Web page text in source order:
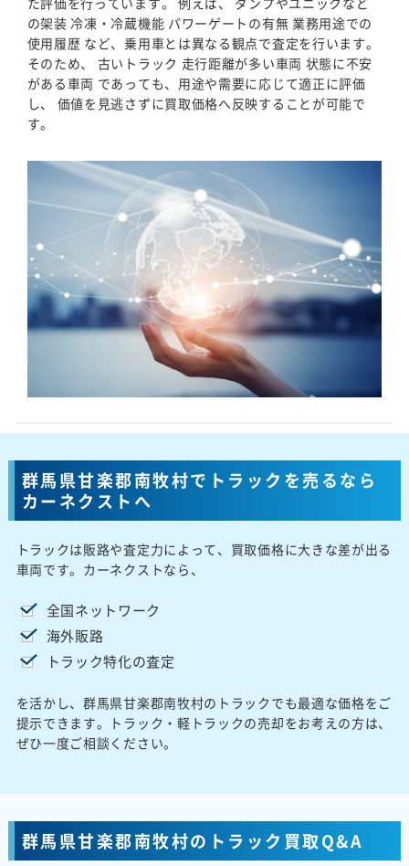
の架装 冷凍・冷蔵機能 パワーゲートの有無 業務用途での
使用履歴 など、乗用車とは異なる観点で査定を行います。
そのため、 古いトラック 走行距離が多い車両 状態に不安
がある車両 であっても、用途や需要に応じて適正に評価
し、 価値を見逃さずに買取価格へ反映することが可能で
す。
群馬県甘楽郡南牧村でトラックを売るなら
カーネクストへ
トラックは販路や査定力によって、買取価格に大きな差が出る
車両です。カーネクストなら、
全国ネットワーク
海外販路
トラック特化の査定
を活かし、群馬県甘楽郡南牧村のトラックでも最適な価格をご
提示できます。トラック・軽トラックの売却をお考えの方は、
ぜひ一度ご相談ください。
群馬県甘楽郡南牧村のトラック買取Q&A